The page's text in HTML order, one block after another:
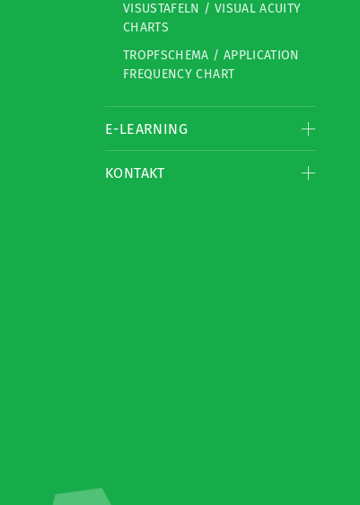
VISUSTAFELN / VISUAL ACUITY
CHARTS
TROPFSCHEMA / APPLICATION
FREQUENCY CHART
E-LEARNING
KONTAKT